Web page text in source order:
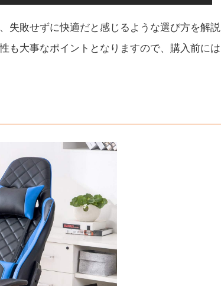
失敗せずに快適だと感じるような選び方を解説
も大事なポイントとなりますので、購入前には